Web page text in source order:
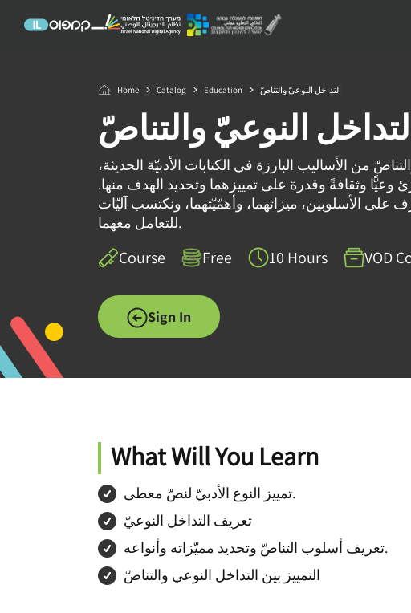
Home Catalog Education التداخل النوعيّ والتناصّ
النوعيّ والتناصّ
من الأساليب البارزة في الكتابات الأدبيّة الحديثة،
وعيًّا وثقافةً وقدرة على تمييزهما وتحديد الهدف منها.
على الأسلوبين، ميزاتهما، وأهمّيّتهما، ونكتسب آليّات
للتعامل معهما.
Course Free 10 Hours VOD
Sign In
What Will You Learn
تمييز النوع الأدبيّ لنصّ معطى.
تعريف التداخل النوعيّ
تعريف أسلوب التناصّ وتحديد مميّزاته وأنواعه.
التمييز بين التداخل النوعي والتناصّ